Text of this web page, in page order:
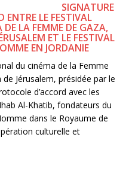
SIGNATURE
ENTRE LE FESTIVAL
LA FEMME DE GAZA,
ET LE FESTIVAL
EN JORDANIE
du cinéma de la Femme
Jérusalem, présidée par le
d’accord avec les
Al-Khatib, fondateurs du
dans le Royaume de
culturelle et